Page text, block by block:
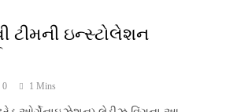
ટીમની ઇન્સ્ટોલેશન
0 1 Mins